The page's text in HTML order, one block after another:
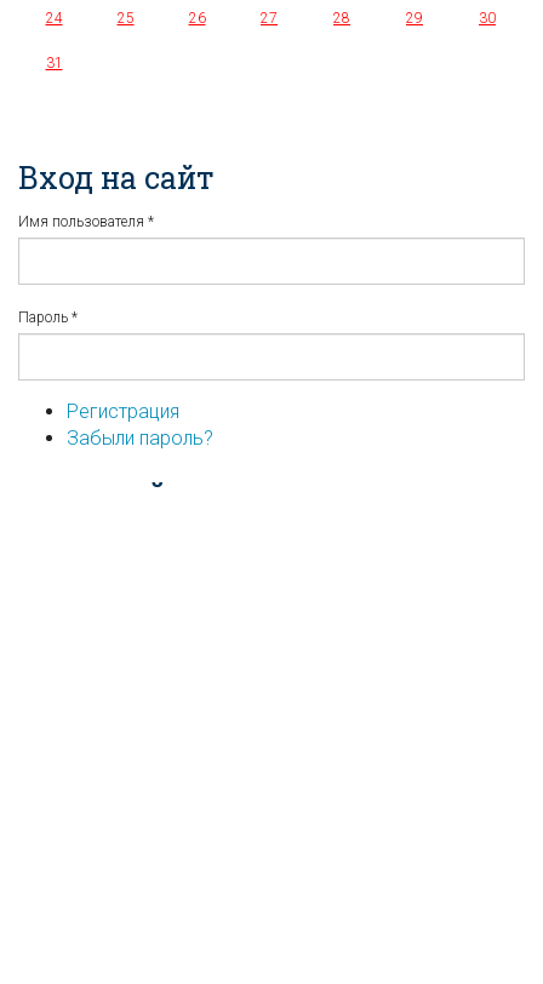
24 25 26 27 28 29 30
31
Вход на сайт
Имя пользователя *
Пароль *
Регистрация
Забыли пароль?
...или войдите используя